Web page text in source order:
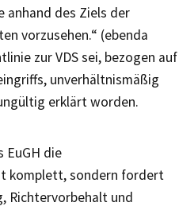
anhand des Ziels der
vorzusehen.“ (ebenda
zur VDS sei, bezogen auf
unverhältnismäßig
erklärt worden.
EuGH die
komplett, sondern fordert
Richtervorbehalt und